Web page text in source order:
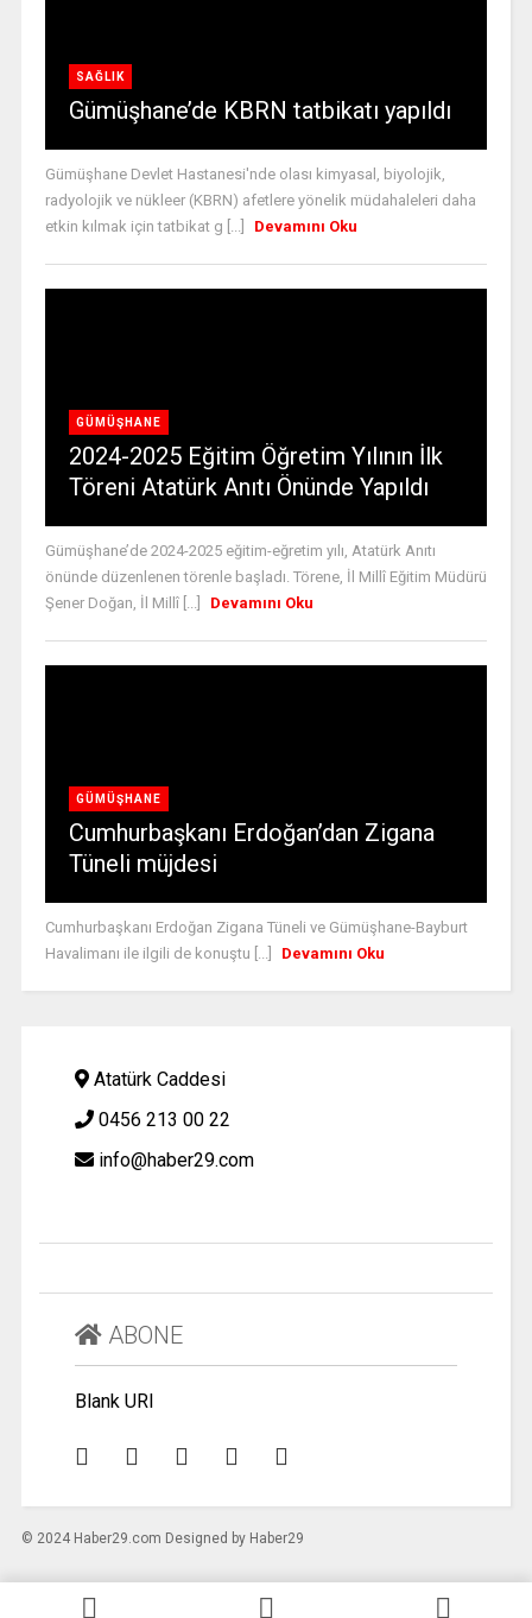
SAĞLIK
Gümüşhane’de KBRN tatbikatı yapıldı
Gümüşhane Devlet Hastanesi'nde olası kimyasal, biyolojik,
radyolojik ve nükleer (KBRN) afetlere yönelik müdahaleleri daha
etkin kılmak için tatbikat g [...]
Devamını Oku
GÜMÜŞHANE
2024-2025 Eğitim Öğretim Yılının İlk
Töreni Atatürk Anıtı Önünde Yapıldı
Gümüşhane’de 2024-2025 eğitim-eğretim yılı, Atatürk Anıtı
önünde düzenlenen törenle başladı. Törene, İl Millî Eğitim Müdürü
Şener Doğan, İl Millî [...]
Devamını Oku
GÜMÜŞHANE
Cumhurbaşkanı Erdoğan’dan Zigana
Tüneli müjdesi
Cumhurbaşkanı Erdoğan Zigana Tüneli ve Gümüşhane-Bayburt
Havalimanı ile ilgili de konuştu [...]
Devamını Oku
Atatürk Caddesi
0456 213 00 22
info@haber29.com
ABONE
Blank URI
© 2024 Haber29.com Designed by Haber29